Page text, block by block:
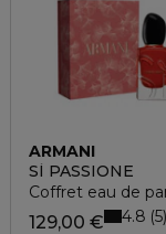
ARMANI
SÌ PASSIONE
Coffret eau de
129,00 € 4.8 5